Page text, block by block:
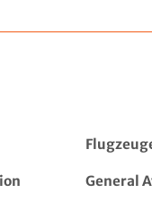
General